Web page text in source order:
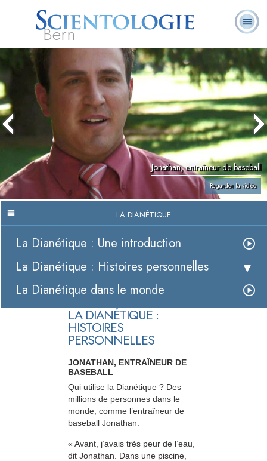
Bern
L. Ron Hubbard
Qu’est-ce que la
Scientologie ?
Ministres
volontaires
Foire aux
questions
Livres
Jonathan, entraîneur de baseball
Regarder la vidéo
LA DIANÉTIQUE
La Dianétique : Une introduction
La Dianétique : Histoires personnelles
La Dianétique dans le monde
LA DIANÉTIQUE :
HISTOIRES
PERSONNELLES
JONATHAN, ENTRAÎNEUR DE
BASEBALL
Qui utilise la Dianétique ? Des
millions de personnes dans le
monde, comme l’entraîneur de
baseball Jonathan.
« Avant, j’avais très peur de l’eau,
dit Jonathan. Dans une piscine,